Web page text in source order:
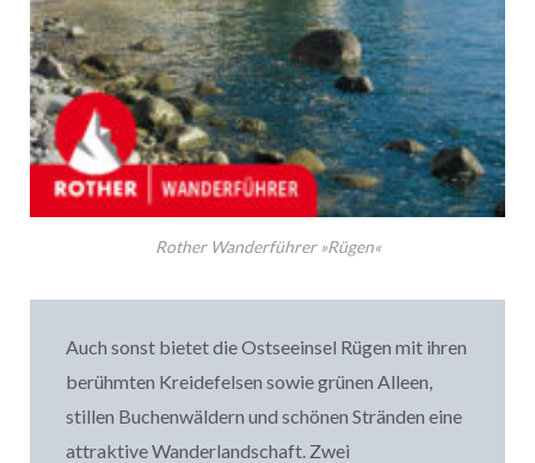
Rother Wanderführer »Rügen«
Auch sonst bietet die Ostseeinsel Rügen mit ihren
berühmten Kreidefelsen sowie grünen Alleen,
stillen Buchenwäldern und schönen Stränden eine
attraktive Wanderlandschaft. Zwei